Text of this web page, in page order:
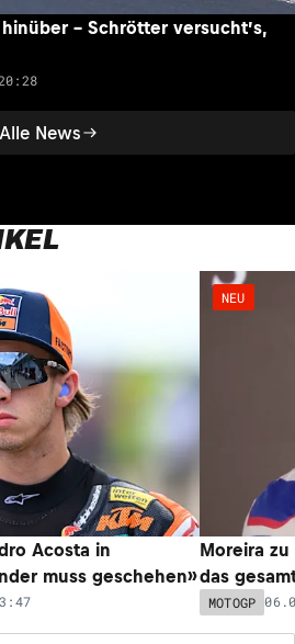
Alle News
– Schrötter versucht’s,
Acosta in
muss geschehen»
NEU
Moreira
das
MOTOGP